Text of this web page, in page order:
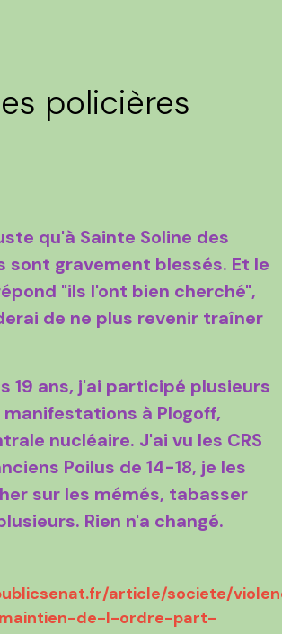
policières
qu'à Sainte Soline des
sont gravement blessés. Et le
"ils l'ont bien cherché",
de ne plus revenir traîner
19 ans, j'ai participé plusieurs
à Plogoff,
nucléaire. J'ai vu les CRS
Poilus de 14-18, je les
sur les mémés, tabasser
Rien n'a changé.
article/societe/
de-l-ordre-part-